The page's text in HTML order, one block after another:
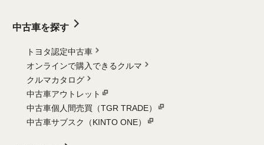
中古車を探す
トヨタ認定中古車
オンラインで購入できるクルマ
クルマカタログ
中古車アウトレット
中古車個人間売買（TGR TRADE）
中古車サブスク（KINTO ONE）